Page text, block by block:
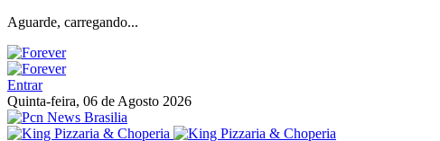
Aguarde, carregando...
Entrar
Quinta-feira, 06 de Agosto 2026